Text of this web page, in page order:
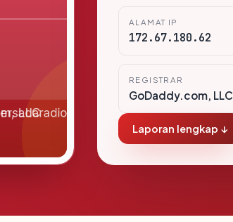
ALAMAT IP
172.67.180.62
REGISTRAR
GoDaddy.com, LLC
Laporan lengkap ↓